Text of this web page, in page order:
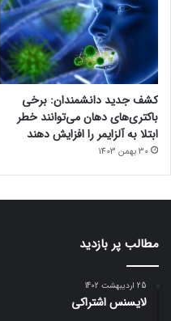
کشف جدید دانشمندان: برخی
باکتری‌های دهان می‌توانند خطر
ابتلا به آلزایمر را افزایش دهند
30 بهمن 1403
مطالب پر بازدید
25 اردیبهشت 1402
لایسنس اشتراکی